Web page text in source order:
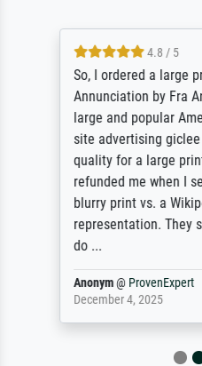
4.8 / 5
So, I ordered a large
Annunciation by Fra
large and popular
site advertising
quality for a large
refunded me when I
blurry print vs. a
representation. They
do ...
Anonym@ ProvenExpert
December 4, 2025